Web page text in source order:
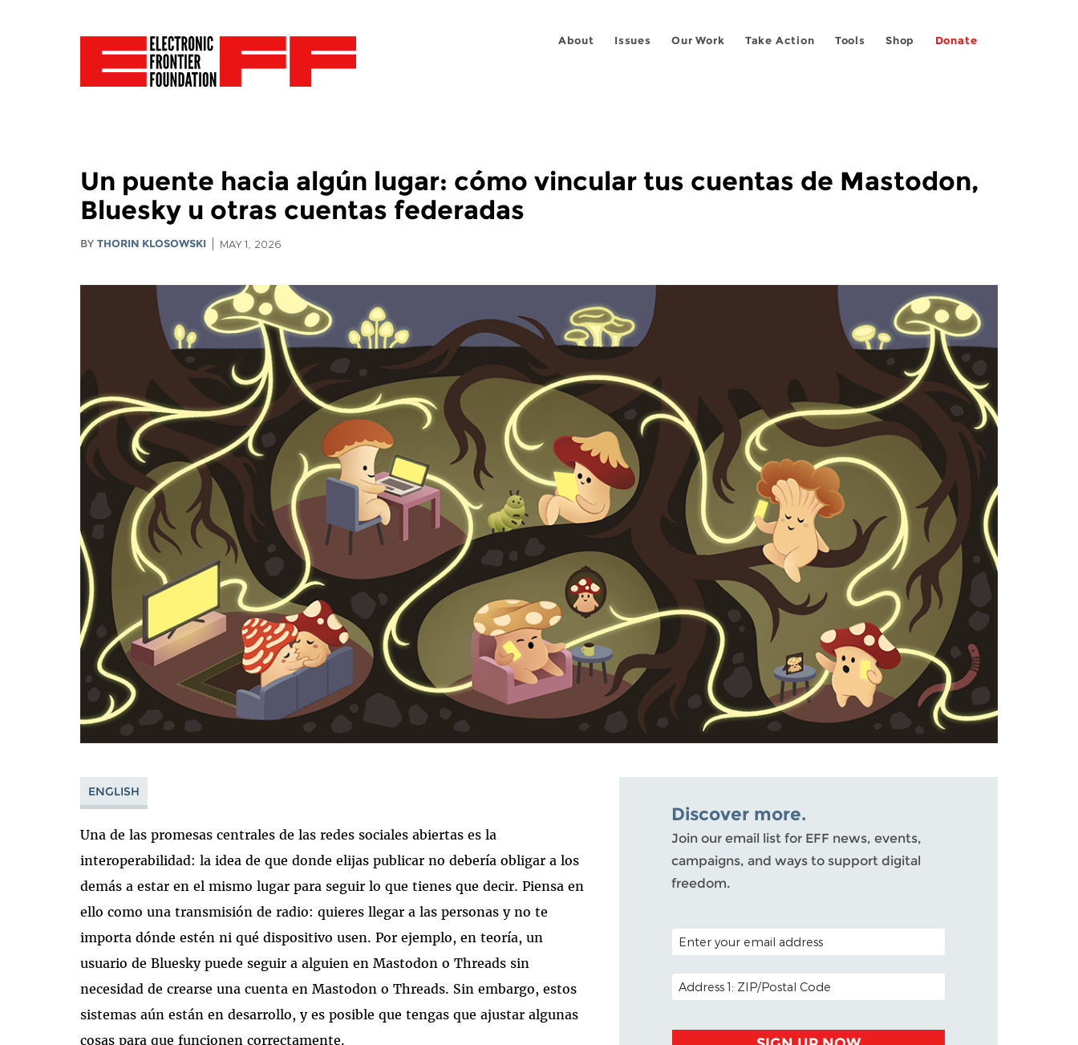
About Issues Our Work Take Action Tools Shop Donate
Un puente hacia algún lugar: cómo vincular tus cuentas de Mastodon,
Bluesky u otras cuentas federadas
BYTHORIN KLOSOWSKI MAY 1, 2026
ENGLISH
Una de las promesas centrales de las redes sociales abiertas es la
interoperabilidad: la idea de que donde elijas publicar no debería obligar a los
demás a estar en el mismo lugar para seguir lo que tienes que decir. Piensa en
ello como una transmisión de radio: quieres llegar a las personas y no te
importa dónde estén ni qué dispositivo usen. Por ejemplo, en teoría, un
usuario de Bluesky puede seguir a alguien en Mastodon o Threads sin
necesidad de crearse una cuenta en Mastodon o Threads. Sin embargo, estos
sistemas aún están en desarrollo, y es posible que tengas que ajustar algunas
cosas para que funcionen correctamente.
Discover more.
Join our email list for EFF news, events,
campaigns, and ways to support digital
freedom.
POSTAL CODE (OPTIONAL)
EMAIL ADDRESS